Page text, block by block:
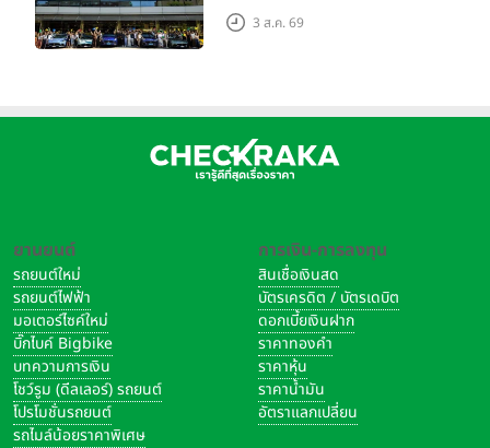
Grand Tour ณ สำนักงาน
3 ส.ค. 69
ยานยนต์
รถยนต์ใหม่
รถยนต์ไฟฟ้า
มอเตอร์ไซค์ใหม่
บิ๊กไบค์ Bigbike
บทความการเงิน
โชว์รูม (ดีลเลอร์) รถยนต์
โปรโมชั่นรถยนต์
รถไมล์น้อยราคาพิเศษ
การเงิน-การลงทุน
สินเชื่อเงินสด
บัตรเครดิต / บัตรเดบิต
ดอกเบี้ยเงินฝาก
ราคาทองคำ
ราคาหุ้น
ราคาน้ำมัน
อัตราแลกเปลี่ยน